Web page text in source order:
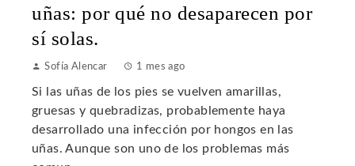
uñas: por qué no desaparecen por
sí solas.
Sofía Alencar 1 mes ago
Si las uñas de los pies se vuelven amarillas,
gruesas y quebradizas, probablemente haya
desarrollado una infección por hongos en las
uñas. Aunque son uno de los problemas más